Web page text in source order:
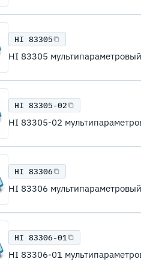
HI 83305
HI 83305
HI 83305-02
HI 83305-02
HI 83306
HI 83306
HI 83306-01
HI 83306-01